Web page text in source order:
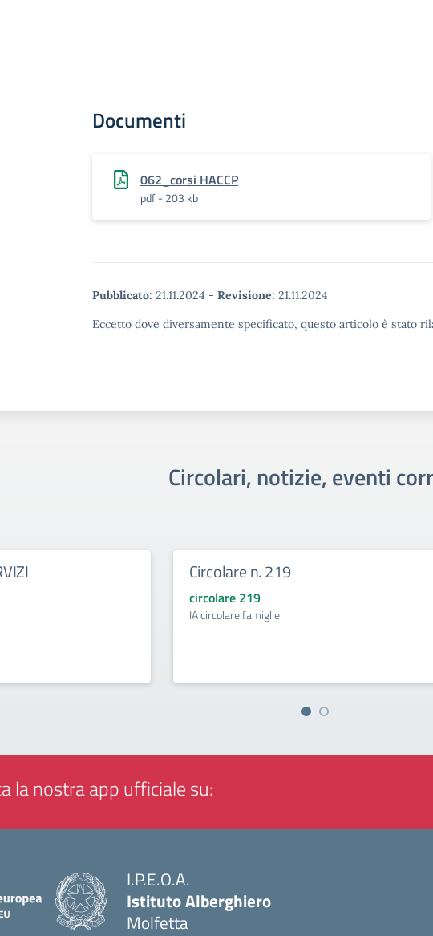
Documenti
062_corsi HACCP
pdf - 203 kb
Pubblicato: 21.11.2024 - Revisione: 21.11.2024
Eccetto dove diversamente specificato, questo articolo è stato
Circolari, notizie, eventi
Circolare n. 219
circolare 219
IA circolare famiglie
la nostra app ufficiale su:
I.P.E.O.A.
Istituto Alberghiero
Molfetta